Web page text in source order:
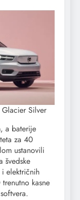
Silver
a baterije
za 40
ustanovili
švedske
električnih
kasne